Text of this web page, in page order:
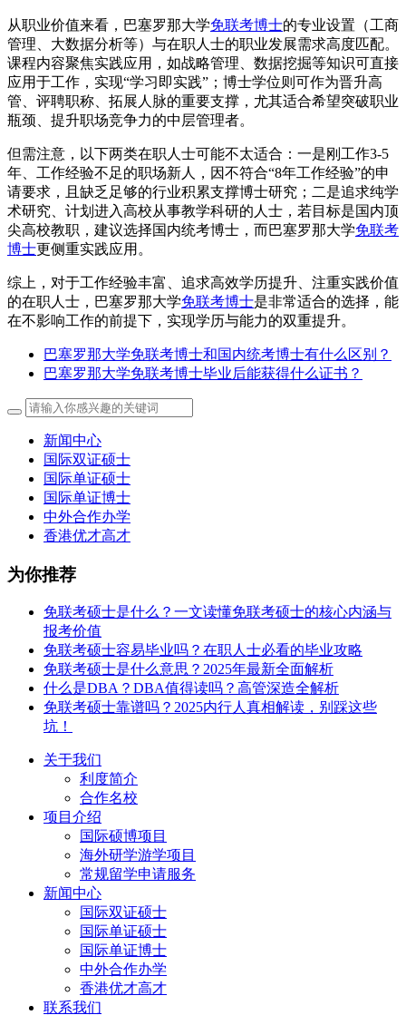
从职业价值来看，巴塞罗那大学免联考博士的专业设置（工商
管理、大数据分析等）与在职人士的职业发展需求高度匹配。
课程内容聚焦实践应用，如战略管理、数据挖掘等知识可直接
应用于工作，实现“学习即实践”；博士学位则可作为晋升高
管、评聘职称、拓展人脉的重要支撑，尤其适合希望突破职业
瓶颈、提升职场竞争力的中层管理者。
但需注意，以下两类在职人士可能不太适合：一是刚工作3-5
年、工作经验不足的职场新人，因不符合“8年工作经验”的申
请要求，且缺乏足够的行业积累支撑博士研究；二是追求纯学
术研究、计划进入高校从事教学科研的人士，若目标是国内顶
尖高校教职，建议选择国内统考博士，而巴塞罗那大学免联考
博士更侧重实践应用。
综上，对于工作经验丰富、追求高效学历提升、注重实践价值
的在职人士，巴塞罗那大学免联考博士是非常适合的选择，能
在不影响工作的前提下，实现学历与能力的双重提升。
巴塞罗那大学免联考博士和国内统考博士有什么区别？
巴塞罗那大学免联考博士毕业后能获得什么证书？
新闻中心
国际双证硕士
国际单证硕士
国际单证博士
中外合作办学
香港优才高才
为你推荐
免联考硕士是什么？一文读懂免联考硕士的核心内涵与
报考价值
免联考硕士容易毕业吗？在职人士必看的毕业攻略
免联考硕士是什么意思？2025年最新全面解析
什么是DBA？DBA值得读吗？高管深造全解析
免联考硕士靠谱吗？2025内行人真相解读，别踩这些
坑！
关于我们
利度简介
合作名校
项目介绍
国际硕博项目
海外研学游学项目
常规留学申请服务
新闻中心
国际双证硕士
国际单证硕士
国际单证博士
中外合作办学
香港优才高才
联系我们